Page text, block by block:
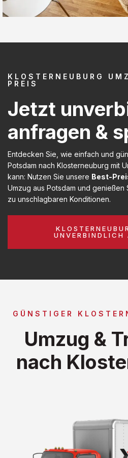
KLOSTERNEUBURG
PREIS
Jetzt
anfragen &
Entdecken Sie, wie einfach und
Potsdam nach Klosterneuburg mit
kann: Nutzen Sie unsere Best-
Umzug aus Potsdam und genießen
zu unschlagbaren Konditionen.
UNVERBINDLICH
GÜNSTIGER
Umzug &
nach